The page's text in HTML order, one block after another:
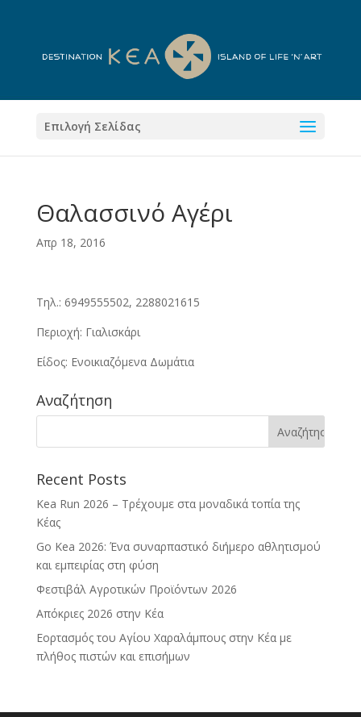
Επιλογή Σελίδας
Θαλασσινό Αγέρι
Απρ 18, 2016
Τηλ.: 6949555502, 2288021615
Περιοχή: Γιαλισκάρι
Είδος: Ενοικιαζόμενα Δωμάτια
Αναζήτηση
Recent Posts
Kea Run 2026 – Τρέχουμε στα μοναδικά τοπία της
Κέας
Go Kea 2026: Ένα συναρπαστικό διήμερο αθλητισμού
και εμπειρίας στη φύση
Φεστιβάλ Αγροτικών Προϊόντων 2026
Απόκριες 2026 στην Κέα
Εορτασμός του Αγίου Χαραλάμπους στην Κέα με
πλήθος πιστών και επισήμων